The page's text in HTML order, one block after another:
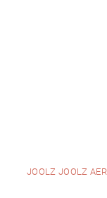
JOOLZ JOOLZ